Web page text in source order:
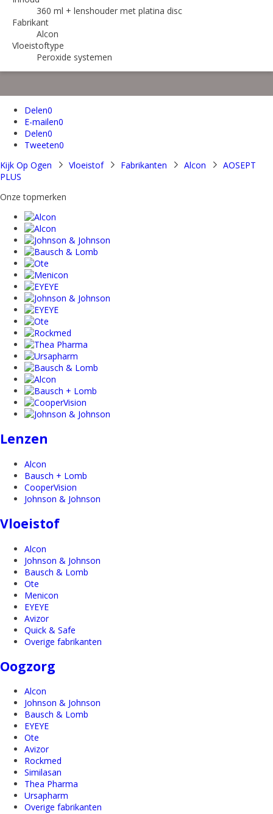
360 ml + lenshouder met platina disc
Fabrikant
Alcon
Vloeistoftype
Peroxide systemen
Delen0
E-mailen0
Delen0
Tweeten0
Kijk Op Ogen
Vloeistof Fabrikanten Alcon
AOSEPT
PLUS
Onze topmerken
Lenzen
Alcon
Bausch + Lomb
CooperVision
Johnson & Johnson
Vloeistof
Alcon
Johnson & Johnson
Bausch & Lomb
Ote
Menicon
EYEYE
Avizor
Quick & Safe
Overige fabrikanten
Oogzorg
Alcon
Johnson & Johnson
Bausch & Lomb
EYEYE
Ote
Avizor
Rockmed
Similasan
Thea Pharma
Ursapharm
Overige fabrikanten